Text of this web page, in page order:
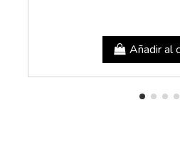
Añadir al